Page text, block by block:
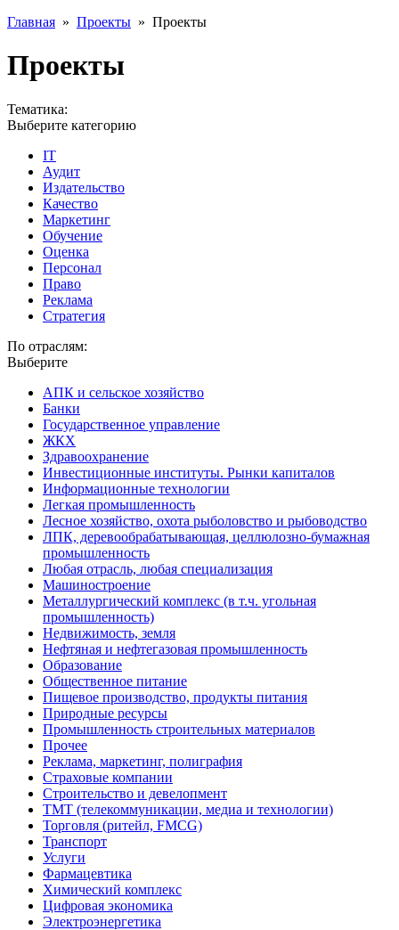
Главная » Проекты » Проекты
Проекты
Тематика:
Выберите категорию
IT
Аудит
Издательство
Качество
Маркетинг
Обучение
Оценка
Персонал
Право
Реклама
Стратегия
По отраслям:
Выберите
АПК и сельское хозяйство
Банки
Государственное управление
ЖКХ
Здравоохранение
Инвестиционные институты. Рынки капиталов
Информационные технологии
Легкая промышленность
Лесное хозяйство, охота рыболовство и рыбоводство
ЛПК, деревообрабатывающая, целлюлозно-бумажная
промышленность
Любая отрасль, любая специализация
Машиностроение
Металлургический комплекс (в т.ч. угольная
промышленность)
Недвижимость, земля
Нефтяная и нефтегазовая промышленность
Образование
Общественное питание
Пищевое производство, продукты питания
Природные ресурсы
Промышленность строительных материалов
Прочее
Реклама, маркетинг, полиграфия
Страховые компании
Строительство и девелопмент
ТМТ (телекоммуникации, медиа и технологии)
Торговля (ритейл, FMCG)
Транспорт
Услуги
Фармацевтика
Химический комплекс
Цифровая экономика
Электроэнергетика